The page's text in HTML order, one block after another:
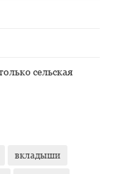
сельская
вкладыши